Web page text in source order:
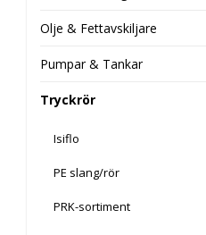
Olje & Fettavskiljare
Pumpar & Tankar
Tryckrör
Isiflo
PE slang/rör
PRK-sortiment